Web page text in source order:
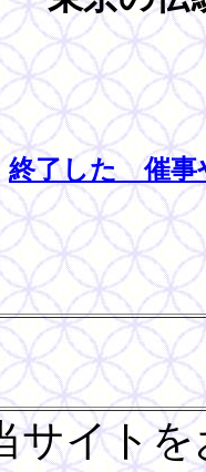
終了した 催
サイト